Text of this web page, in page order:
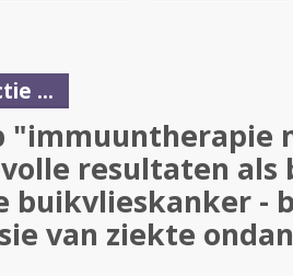
...
"immuuntherapie
resultaten als
buikvlieskanker -
van ziekte